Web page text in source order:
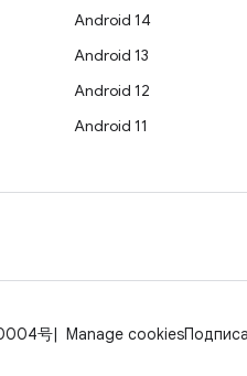
Android 14
Android 13
Android 12
Android 11
号 Manage cookies